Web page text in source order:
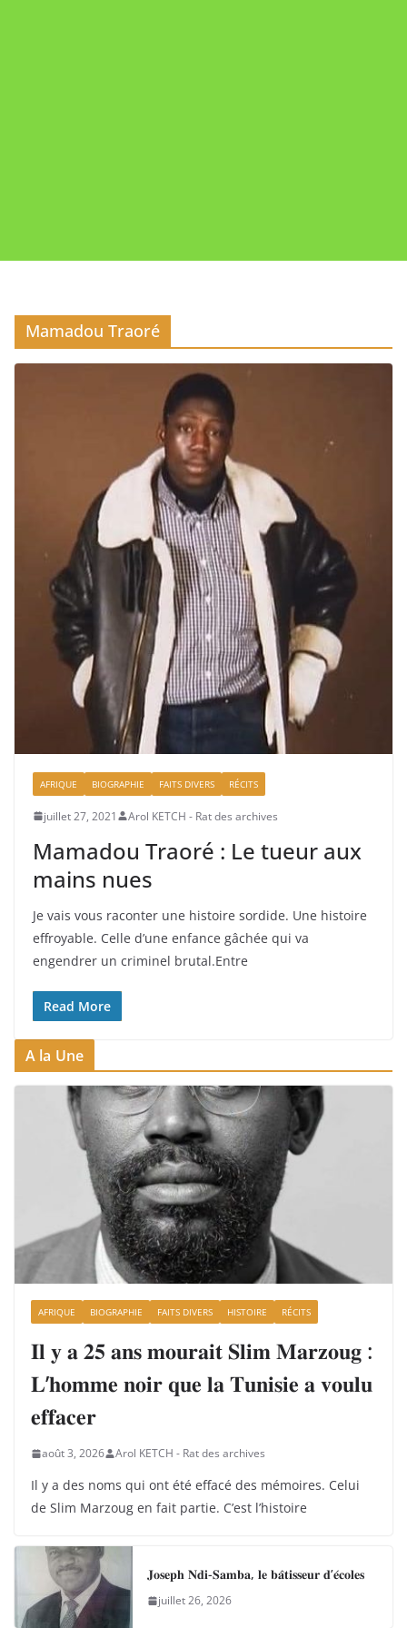
Mamadou Traoré
AFRIQUE BIOGRAPHIE FAITS DIVERS RÉCITS
juillet 27, 2021 Arol KETCH - Rat des archives
Mamadou Traoré : Le tueur aux
mains nues
Je vais vous raconter une histoire sordide. Une histoire
effroyable. Celle d’une enfance gâchée qui va
engendrer un criminel brutal.Entre
Read More
A la Une
AFRIQUE BIOGRAPHIE FAITS DIVERS HISTOIRE RÉCITS
𝐈𝐥 𝐲 𝐚 𝟐𝟓 𝐚𝐧𝐬 𝐦𝐨𝐮𝐫𝐚𝐢𝐭 𝐒𝐥𝐢𝐦 𝐌𝐚𝐫𝐳𝐨𝐮𝐠 :
𝐋’𝐡𝐨𝐦𝐦𝐞 𝐧𝐨𝐢𝐫 𝐪𝐮𝐞 𝐥𝐚 𝐓𝐮𝐧𝐢𝐬𝐢𝐞 𝐚 𝐯𝐨𝐮𝐥𝐮
𝐞𝐟𝐟𝐚𝐜𝐞𝐫
août 3, 2026 Arol KETCH - Rat des archives
Il y a des noms qui ont été effacé des mémoires. Celui
de Slim Marzoug en fait partie. C’est l’histoire
𝐉𝐨𝐬𝐞𝐩𝐡 𝐍𝐝𝐢-𝐒𝐚𝐦𝐛𝐚, 𝐥𝐞 𝐛𝐚̂𝐭𝐢𝐬𝐬𝐞𝐮𝐫 𝐝’𝐞́𝐜𝐨𝐥𝐞𝐬
juillet 26, 2026